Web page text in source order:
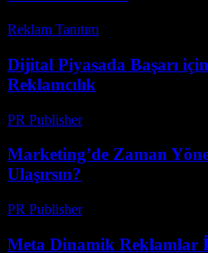
Reklam Tanıtım
Dijital Piyasada Başarı
Reklamcılık
PR Publisher-
Marketing’de Zaman
Ulaşırsın?
PR Publisher-
Meta Dinamik Reklamlar